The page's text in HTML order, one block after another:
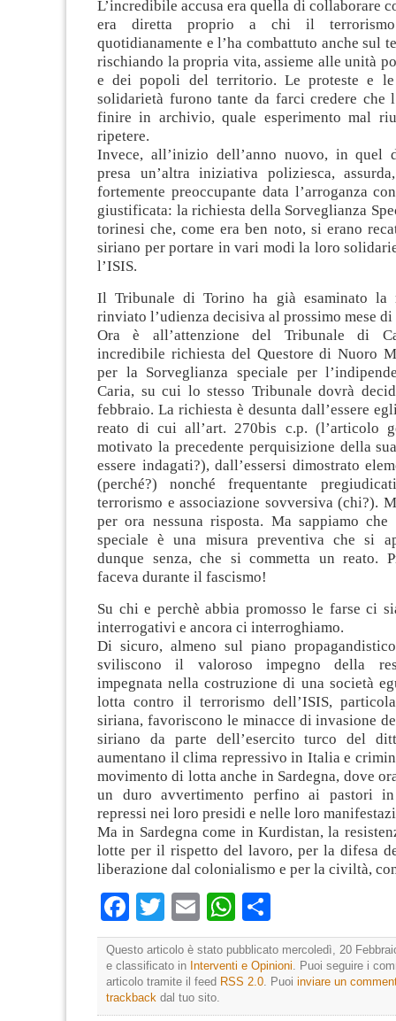
L’incredibile accusa era quella di collaborare
era diretta proprio a chi il
quotidianamente e l’ha combattuto anche sul
rischiando la propria vita, assieme alle unità
e dei popoli del territorio. Le proteste e
solidarietà furono tante da farci credere che
finire in archivio, quale esperimento mal
ripetere.
Invece, all’inizio dell’anno nuovo, in quel
presa un’altra iniziativa poliziesca,
fortemente preoccupante data l’arroganza
giustificata: la richiesta della Sorveglianza
torinesi che, come era ben noto, si erano
siriano per portare in vari modi la loro
l’ISIS.
Il Tribunale di Torino ha già esaminato la
rinviato l’udienza decisiva al prossimo mese di
Ora è all’attenzione del Tribunale di
incredibile richiesta del Questore di Nuoro
per la Sorveglianza speciale per
Caria, su cui lo stesso Tribunale dovrà
febbraio. La richiesta è desunta dall’essere
reato di cui all’art. 270bis c.p. (l’articolo
motivato la precedente perquisizione della
essere indagati?), dall’essersi dimostrato
(perché?) nonché frequentante
terrorismo e associazione sovversiva (chi?).
per ora nessuna risposta. Ma sappiamo che
speciale è una misura preventiva che si
dunque senza, che si commetta un reato.
faceva durante il fascismo!
Su chi e perchè abbia promosso le farse ci
interrogativi e ancora ci interroghiamo.
Di sicuro, almeno sul piano
sviliscono il valoroso impegno della
impegnata nella costruzione di una società
lotta contro il terrorismo dell’ISIS,
siriana, favoriscono le minacce di invasione
siriano da parte dell’esercito turco del
aumentano il clima repressivo in Italia e
movimento di lotta anche in Sardegna, dove
un duro avvertimento perfino ai pastori
repressi nei loro presidi e nelle loro
Ma in Sardegna come in Kurdistan, la
lotte per il rispetto del lavoro, per la difesa
liberazione dal colonialismo e per la civiltà,
Facebook
TwitterEmailWhatsApp
Questo articolo è stato pubblicato mercoledì, 20
e classificato in Interventi e Opinioni. Puoi seguire i
articolo tramite il feed RSS 2.0. Puoi inviare un
trackback dal tuo sito.